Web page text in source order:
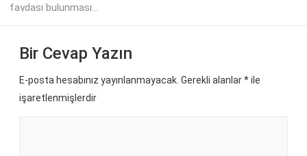
faydası bulunması...
Bir Cevap Yazın
E-posta hesabınız yayınlanmayacak. Gerekli alanlar*ile
işaretlenmişlerdir